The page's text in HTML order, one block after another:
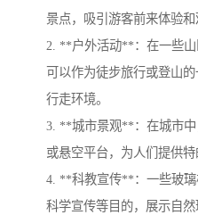
景点，吸引游客前来体验和
2. **户外活动**：在一些
可以作为徒步旅行或登山
行走环境。
3. **城市景观**：在城市
或悬空平台，为人们提供特
4. **科教宣传**：一些玻璃
科学宣传等目的，展示自然